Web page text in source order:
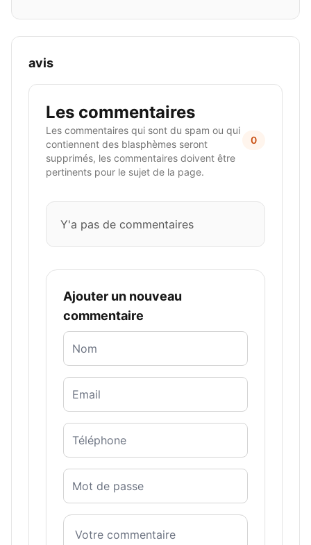
avis
Les commentaires
Les commentaires qui sont du spam ou qui
contiennent des blasphèmes seront
supprimés, les commentaires doivent être
pertinents pour le sujet de la page.
0
Y'a pas de commentaires
Ajouter un nouveau
commentaire